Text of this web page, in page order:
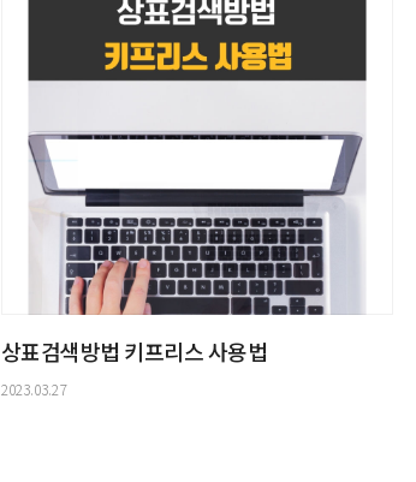
상표검색방법 키프리스 사용법
2023.03.27